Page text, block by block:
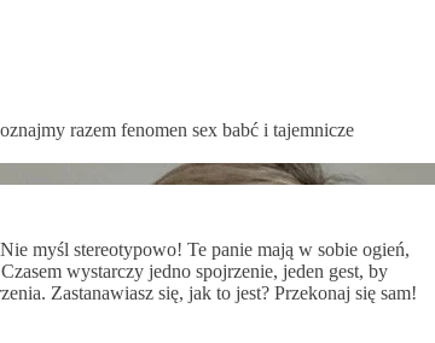
razem fenomen sex babć i tajemnicze
myśl stereotypowo! Te panie mają w sobie ogień,
wystarczy jedno spojrzenie, jeden gest, by
Zastanawiasz się, jak to jest? Przekonaj się sam!